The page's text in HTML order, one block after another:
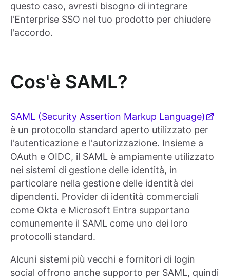
questo caso, avresti bisogno di integrare
l'Enterprise SSO nel tuo prodotto per chiudere
l'accordo.
Cos'è SAML?
SAML (Security Assertion Markup Language)
è un protocollo standard aperto utilizzato per
l'autenticazione e l'autorizzazione. Insieme a
OAuth e OIDC, il SAML è ampiamente utilizzato
nei sistemi di gestione delle identità, in
particolare nella gestione delle identità dei
dipendenti. Provider di identità commerciali
come Okta e Microsoft Entra supportano
comunemente il SAML come uno dei loro
protocolli standard.
Alcuni sistemi più vecchi e fornitori di login
social offrono anche supporto per SAML, quindi